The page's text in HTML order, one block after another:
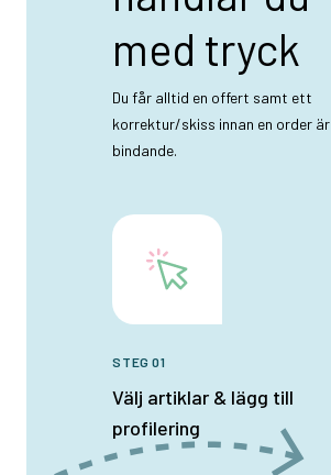
med tryck
Du får alltid en offert samt ett
korrektur/skiss innan en order är
bindande.
STEG 01
Välj artiklar & lägg till
profilering